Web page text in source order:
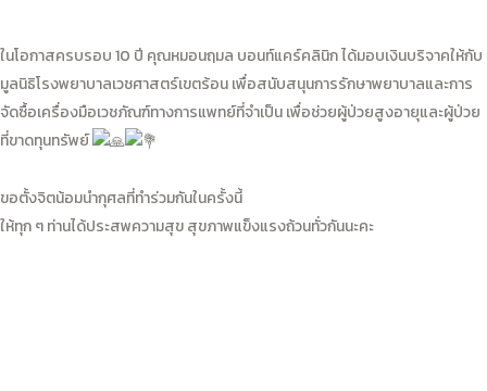
ในโอกาสครบรอบ 10 ปี คุณหมอนฤมล บอนท์แคร์คลินิก ได้มอบเงินบริจาคให้กับ
มูลนิธิโรงพยาบาลเวชศาสตร์เขตร้อน เพื่อสนับสนุนการรักษาพยาบาลและการ
จัดซื้อเครื่องมือเวชภัณฑ์ทางการแพทย์ที่จำเป็น เพื่อช่วยผู้ป่วยสูงอายุและผู้ป่วย
ที่ขาดทุนทรัพย์
ขอตั้งจิตน้อมนำกุศลที่ทำร่วมกันในครั้งนี้
ให้ทุก ๆ ท่านได้ประสพความสุข สุขภาพแข็งแรงถ้วนทั่วกันนะคะ